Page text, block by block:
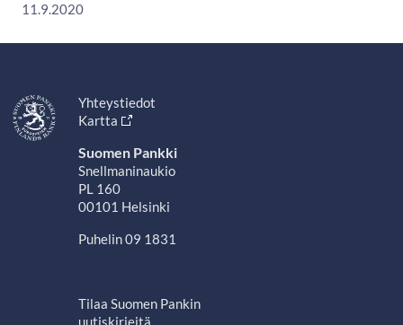
11.9.2020
Yhteystiedot
Kartta
Suomen Pankki
Snellmaninaukio
PL 160
00101 Helsinki
Puhelin 09 1831
Tilaa Suomen Pankin
uutiskirjeitä